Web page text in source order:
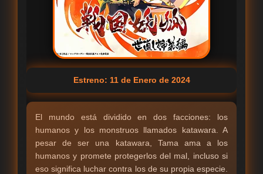
Estreno: 11 de Enero de 2024
El mundo está dividido en dos facciones: los
humanos y los monstruos llamados katawara. A
pesar de ser una katawara, Tama ama a los
humanos y promete protegerlos del mal, incluso si
eso significa luchar contra los de su propia especie.